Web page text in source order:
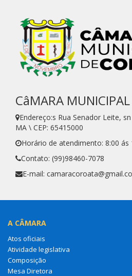
CâMARA
Endereço:s Rua Senador Leite,
MA \ CEP: 65415000
Horário de atendimento: 8:00 ás
Contato: (99)98460-7078
E-mail:
A CÂMARA
Atos oficiais
Atividade legislativa
Composição
Mesa Diretora